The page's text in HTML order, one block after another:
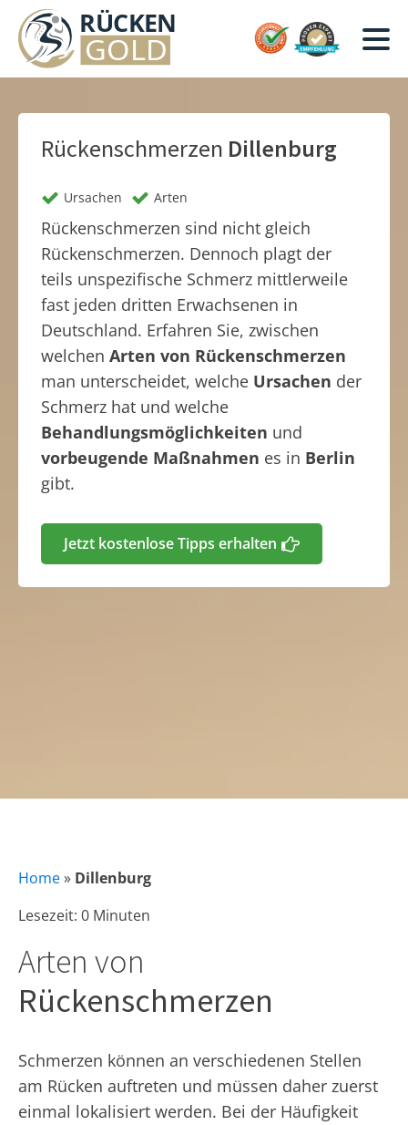
Rückenschmerzen Dillenburg
Ursachen Arten
Rückenschmerzen sind nicht gleich
Rückenschmerzen. Dennoch plagt der
teils unspezifische Schmerz mittlerweile
fast jeden dritten Erwachsenen in
Deutschland. Erfahren Sie, zwischen
welchen Arten von Rückenschmerzen
man unterscheidet, welche Ursachen der
Schmerz hat und welche
Behandlungsmöglichkeiten und
vorbeugende Maßnahmen es in Berlin
gibt.
Jetzt kostenlose Tipps erhalten
Home» Dillenburg
Lesezeit: 0 Minuten
Arten von
Rückenschmerzen
Schmerzen können an verschiedenen Stellen
am Rücken auftreten und müssen daher zuerst
einmal lokalisiert werden. Bei der Häufigkeit